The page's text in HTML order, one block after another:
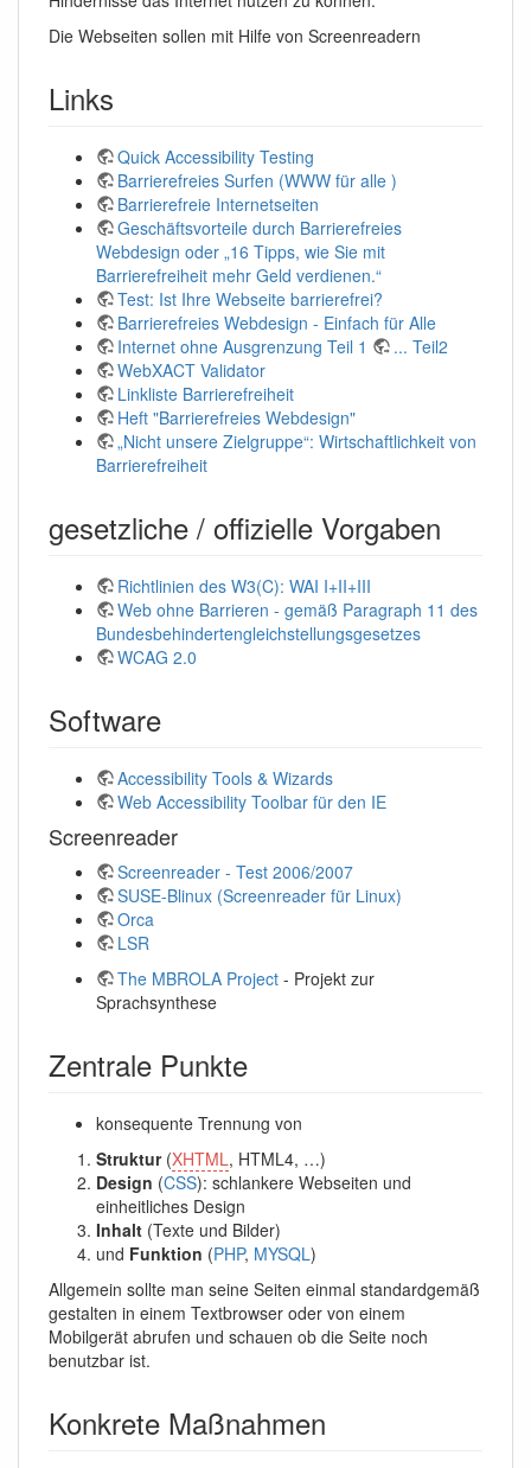
Die Webseiten sollen mit Hilfe von Screenreadern
Links
Quick Accessibility Testing
Barrierefreies Surfen (WWW für alle )
Barrierefreie Internetseiten
Geschäftsvorteile durch Barrierefreies
Webdesign oder „16 Tipps, wie Sie mit
Barrierefreiheit mehr Geld verdienen.“
Test: Ist Ihre Webseite barrierefrei?
Barrierefreies Webdesign - Einfach für Alle
Internet ohne Ausgrenzung Teil 1
... Teil2
WebXACT Validator
Linkliste Barrierefreiheit
Heft "Barrierefreies Webdesign"
„Nicht unsere Zielgruppe“: Wirtschaftlichkeit von
Barrierefreiheit
gesetzliche / offizielle Vorgaben
Richtlinien des W3(C): WAI I+II+III
Web ohne Barrieren - gemäß Paragraph 11 des
Bundesbehindertengleichstellungsgesetzes
WCAG 2.0
Software
Accessibility Tools & Wizards
Web Accessibility Toolbar für den IE
Screenreader
Screenreader - Test 2006/2007
SUSE-Blinux (Screenreader für Linux)
Orca
LSR
The MBROLA Project - Projekt zur
Sprachsynthese
Zentrale Punkte
konsequente Trennung von
Struktur(XHTML, HTML4, …)
Design (CSS): schlankere Webseiten und
einheitliches Design
Inhalt (Texte und Bilder)
und Funktion (PHP, MYSQL)
Allgemein sollte man seine Seiten einmal standardgemäß
gestalten in einem Textbrowser oder von einem
Mobilgerät abrufen und schauen ob die Seite noch
benutzbar ist.
Konkrete Maßnahmen